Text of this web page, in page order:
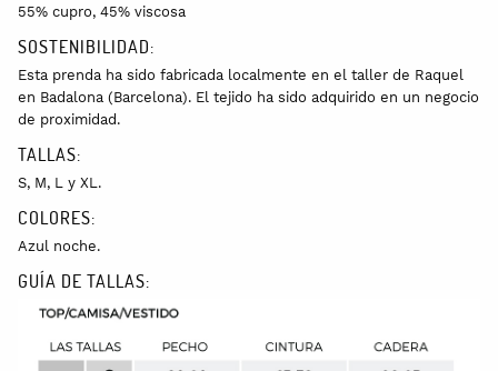
55% cupro, 45% viscosa
SOSTENIBILIDAD:
Esta prenda ha sido fabricada localmente en el taller de Raquel
en Badalona (Barcelona). El tejido ha sido adquirido en un negocio
de proximidad.
TALLAS:
S, M, L y XL.
COLORES:
Azul noche.
GUÍA DE TALLAS: